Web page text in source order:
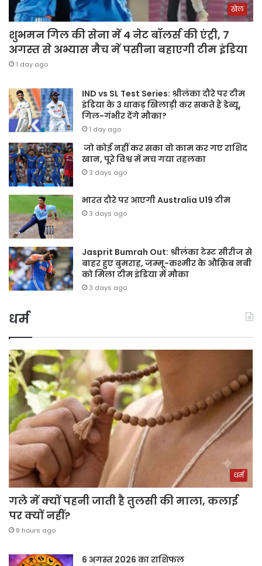
खेल
शुभमन गिल की सेना में 4 नेट बॉलर्स की एंट्री, 7
अगस्त से अभ्यास मैच में पसीना बहाएगी टीम इंडिया
1 day ago
IND vs SL Test Series: श्रीलंका दौरे पर टीम
इंडिया के 3 धाकड़ खिलाड़ी कर सकते हैं डेब्यू,
गिल-गंभीर देंगे मौका?
1 day ago
जो कोई नहीं कर सका वो काम कर गए राशिद
खान, पूरे विश्व में मच गया तहलका
3 days ago
भारत दौरे पर आएगी Australia U19 टीम
3 days ago
Jasprit Bumrah Out: श्रीलंका टेस्ट सीरीज से
बाहर हुए बुमराह, जम्मू-कश्मीर के औक़िब नबी
को मिला टीम इंडिया में मौका
3 days ago
धर्म
धर्म
गले में क्यों पहनी जाती है तुलसी की माला, कलाई
पर क्यों नहीं?
8 hours ago
6 अगस्त 2026 का राशिफल